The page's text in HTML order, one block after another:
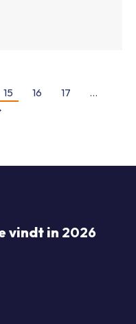
15 16 17
…
vindt in 2026